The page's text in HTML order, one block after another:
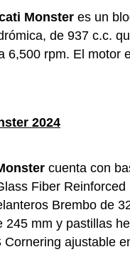
Monster es un
de 937 c.c.
6,500 rpm. El motor
2024
cuenta con
Fiber
Brembo de
245 mm y pastillas
Cornering ajustable